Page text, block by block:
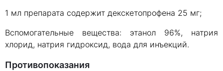
1 мл препарата содержит декскетопрофена 25 мг;
Вспомогательные вещества: этанол 96%, натрия
хлорид, натрия гидроксид, вода для инъекций.
Противопоказания